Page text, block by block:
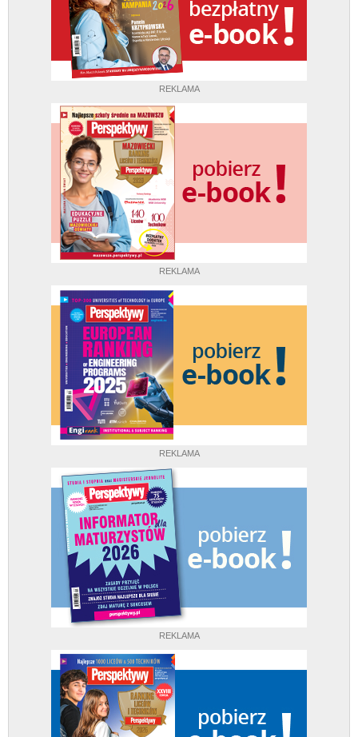
REKLAMA
REKLAMA
REKLAMA
REKLAMA